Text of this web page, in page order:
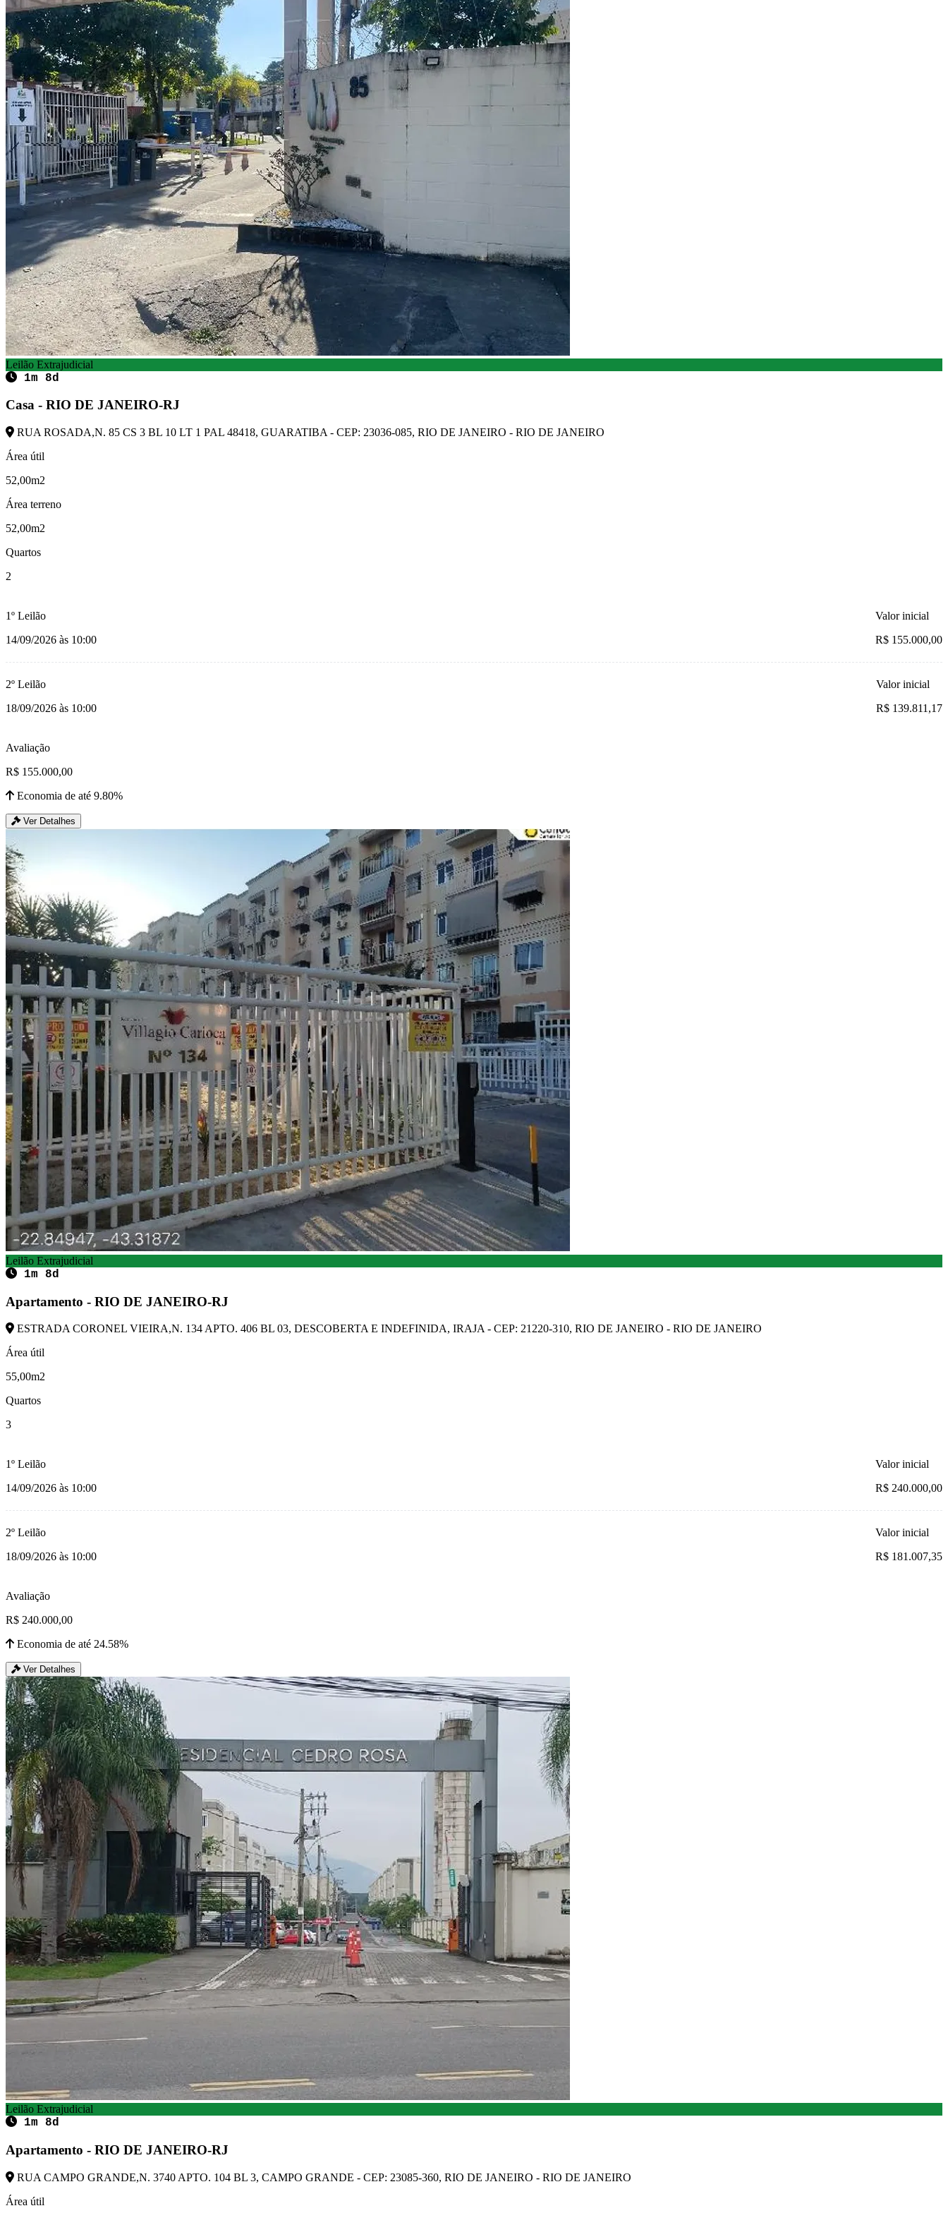
Leilão Extrajudicial
1m 8d
Casa - RIO DE JANEIRO-RJ
RUA ROSADA,N. 85 CS 3 BL 10 LT 1 PAL 48418, GUARATIBA - CEP: 23036-085, RIO DE JANEIRO - RIO DE JANEIRO
Área útil
52,00m2
Área terreno
52,00m2
Quartos
2
1º Leilão
14/09/2026 às 10:00
Valor inicial
R$ 155.000,00
2º Leilão
18/09/2026 às 10:00
Valor inicial
R$ 139.811,17
Avaliação
R$ 155.000,00
Economia de até 9.80%
Ver Detalhes
Leilão Extrajudicial
1m 8d
Apartamento - RIO DE JANEIRO-RJ
ESTRADA CORONEL VIEIRA,N. 134 APTO. 406 BL 03, DESCOBERTA E INDEFINIDA, IRAJA - CEP: 21220-310, RIO DE JANEIRO - RIO DE JANEIRO
Área útil
55,00m2
Quartos
3
1º Leilão
14/09/2026 às 10:00
Valor inicial
R$ 240.000,00
2º Leilão
18/09/2026 às 10:00
Valor inicial
R$ 181.007,35
Avaliação
R$ 240.000,00
Economia de até 24.58%
Ver Detalhes
Leilão Extrajudicial
1m 8d
Apartamento - RIO DE JANEIRO-RJ
RUA CAMPO GRANDE,N. 3740 APTO. 104 BL 3, CAMPO GRANDE - CEP: 23085-360, RIO DE JANEIRO - RIO DE JANEIRO
Área útil